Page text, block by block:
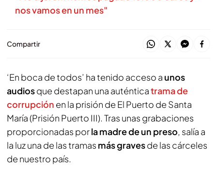
nos vamos en un mes"
Compartir
‘En boca de todos’ ha tenido acceso a unos
audiosque destapan una auténticatrama de
corrupción en la prisión de El Puerto de Santa
María (Prisión Puerto III). Tras unas grabaciones
proporcionadas porla madre de un preso, salía a
la luz una de las tramas más gravesde las cárceles
de nuestro país.